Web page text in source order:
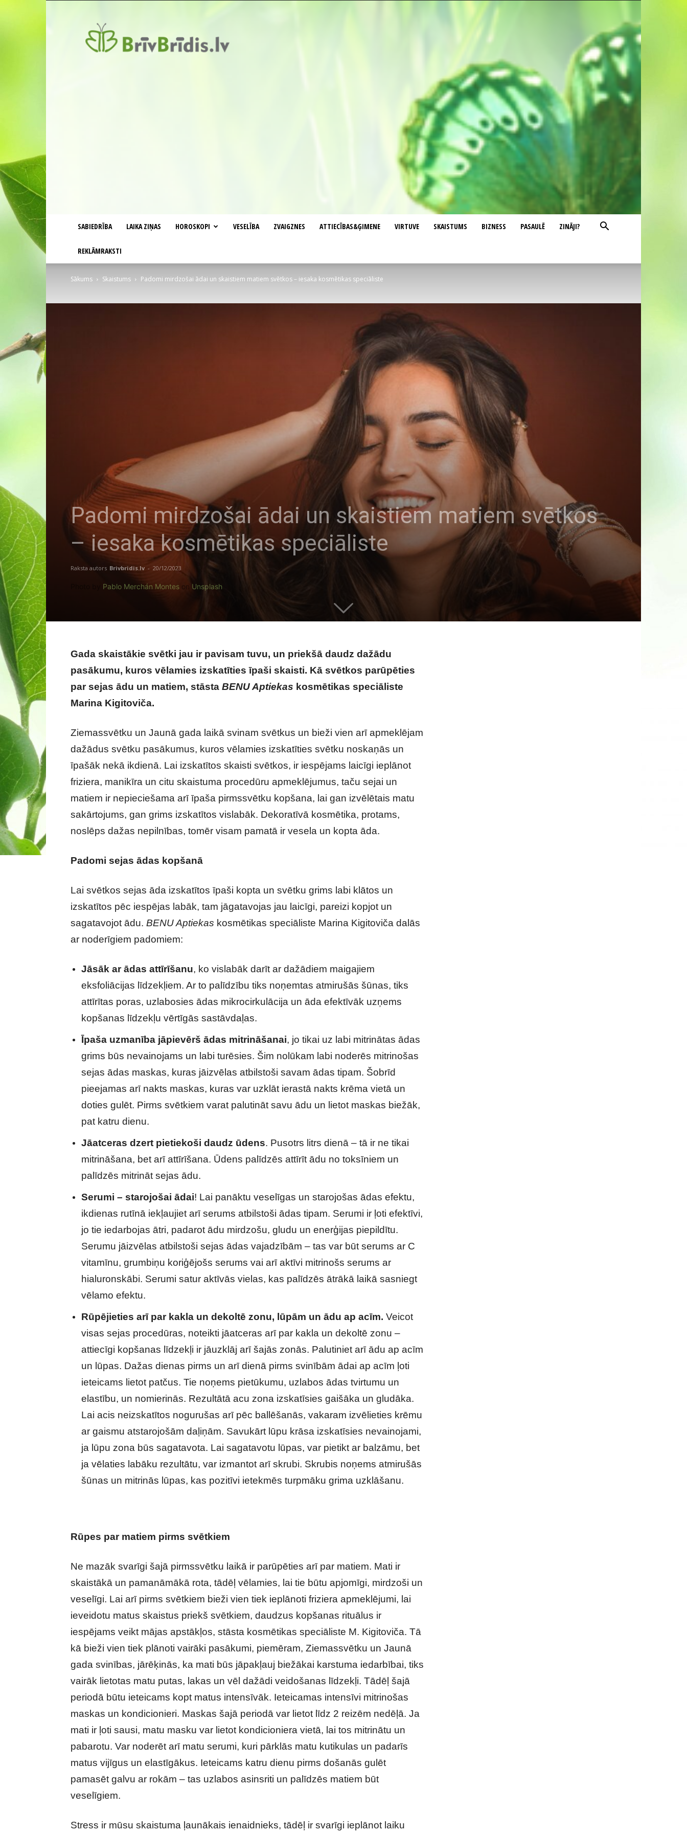
SABIEDRĪBA LAIKA ZIŅAS HOROSKOPI VESELĪBA ZVAIGZNES ATTIECĪBAS&ĢIMENE VIRTUVE SKAISTUMS BIZNESS PASAULĒ ZINĀJI?
REKLĀMRAKSTI
Sākums Skaistums Padomi mirdzošai ādai un skaistiem matiem svētkos – iesaka kosmētikas speciāliste
Padomi mirdzošai ādai un skaistiem matiem svētkos
– iesaka kosmētikas speciāliste
Raksta autors Brivbridis.lv - 20/12/2023
Pablo Merchán Montes on Unsplash
Gada skaistākie svētki jau ir pavisam tuvu, un priekšā daudz dažādu
pasākumu, kuros vēlamies izskatīties īpaši skaisti. Kā svētkos parūpēties
par sejas ādu un matiem, stāsta BENU Aptiekas kosmētikas speciāliste
Marina Kigitoviča.
Ziemassvētku un Jaunā gada laikā svinam svētkus un bieži vien arī apmeklējam
dažādus svētku pasākumus, kuros vēlamies izskatīties svētku noskaņās un
īpašāk nekā ikdienā. Lai izskatītos skaisti svētkos, ir iespējams laicīgi ieplānot
friziera, manikīra un citu skaistuma procedūru apmeklējumus, taču sejai un
matiem ir nepieciešama arī īpaša pirmssvētku kopšana, lai gan izvēlētais matu
sakārtojums, gan grims izskatītos vislabāk. Dekoratīvā kosmētika, protams,
noslēps dažas nepilnības, tomēr visam pamatā ir vesela un kopta āda.
Padomi sejas ādas kopšanā
Lai svētkos sejas āda izskatītos īpaši kopta un svētku grims labi klātos un
izskatītos pēc iespējas labāk, tam jāgatavojas jau laicīgi, pareizi kopjot un
sagatavojot ādu. BENU Aptiekas kosmētikas speciāliste Marina Kigitoviča dalās
ar noderīgiem padomiem:
Jāsāk ar ādas attīrīšanu, ko vislabāk darīt ar dažādiem maigajiem
eksfoliācijas līdzekļiem. Ar to palīdzību tiks noņemtas atmirušās šūnas, tiks
attīrītas poras, uzlabosies ādas mikrocirkulācija un āda efektīvāk uzņems
kopšanas līdzekļu vērtīgās sastāvdaļas.
Īpaša uzmanība jāpievērš ādas mitrināšanai, jo tikai uz labi mitrinātas ādas
grims būs nevainojams un labi turēsies. Šim nolūkam labi noderēs mitrinošas
sejas ādas maskas, kuras jāizvēlas atbilstoši savam ādas tipam. Šobrīd
pieejamas arī nakts maskas, kuras var uzklāt ierastā nakts krēma vietā un
doties gulēt. Pirms svētkiem varat palutināt savu ādu un lietot maskas biežāk,
pat katru dienu.
Jāatceras dzert pietiekoši daudz ūdens. Pusotrs litrs dienā – tā ir ne tikai
mitrināšana, bet arī attīrīšana. Ūdens palīdzēs attīrīt ādu no toksīniem un
palīdzēs mitrināt sejas ādu.
Serumi – starojošai ādai! Lai panāktu veselīgas un starojošas ādas efektu,
ikdienas rutīnā iekļaujiet arī serums atbilstoši ādas tipam. Serumi ir ļoti efektīvi,
jo tie iedarbojas ātri, padarot ādu mirdzošu, gludu un enerģijas piepildītu.
Serumu jāizvēlas atbilstoši sejas ādas vajadzībām – tas var būt serums ar C
vitamīnu, grumbiņu koriģējošs serums vai arī aktīvi mitrinošs serums ar
hialuronskābi. Serumi satur aktīvās vielas, kas palīdzēs ātrākā laikā sasniegt
vēlamo efektu.
Rūpējieties arī par kakla un dekoltē zonu, lūpām un ādu ap acīm. Veicot
visas sejas procedūras, noteikti jāatceras arī par kakla un dekoltē zonu –
attiecīgi kopšanas līdzekļi ir jāuzklāj arī šajās zonās. Palutiniet arī ādu ap acīm
un lūpas. Dažas dienas pirms un arī dienā pirms svinībām ādai ap acīm ļoti
ieteicams lietot patčus. Tie noņems pietūkumu, uzlabos ādas tvirtumu un
elastību, un nomierinās. Rezultātā acu zona izskatīsies gaišāka un gludāka.
Lai acis neizskatītos nogurušas arī pēc ballēšanās, vakaram izvēlieties krēmu
ar gaismu atstarojošām daļiņām. Savukārt lūpu krāsa izskatīsies nevainojami,
ja lūpu zona būs sagatavota. Lai sagatavotu lūpas, var pietikt ar balzāmu, bet
ja vēlaties labāku rezultātu, var izmantot arī skrubi. Skrubis noņems atmirušās
šūnas un mitrinās lūpas, kas pozitīvi ietekmēs turpmāku grima uzklāšanu.
Rūpes par matiem pirms svētkiem
Ne mazāk svarīgi šajā pirmssvētku laikā ir parūpēties arī par matiem. Mati ir
skaistākā un pamanāmākā rota, tādēļ vēlamies, lai tie būtu apjomīgi, mirdzoši un
veselīgi. Lai arī pirms svētkiem bieži vien tiek ieplānoti friziera apmeklējumi, lai
ieveidotu matus skaistus priekš svētkiem, daudzus kopšanas rituālus ir
iespējams veikt mājas apstākļos, stāsta kosmētikas speciāliste M. Kigitoviča. Tā
kā bieži vien tiek plānoti vairāki pasākumi, piemēram, Ziemassvētku un Jaunā
gada svinības, jārēķinās, ka mati būs jāpakļauj biežākai karstuma iedarbībai, tiks
vairāk lietotas matu putas, lakas un vēl dažādi veidošanas līdzekļi. Tādēļ šajā
periodā būtu ieteicams kopt matus intensīvāk. Ieteicamas intensīvi mitrinošas
maskas un kondicionieri. Maskas šajā periodā var lietot līdz 2 reizēm nedēļā. Ja
mati ir ļoti sausi, matu masku var lietot kondicioniera vietā, lai tos mitrinātu un
pabarotu. Var noderēt arī matu serumi, kuri pārklās matu kutikulas un padarīs
matus vijīgus un elastīgākus. Ieteicams katru dienu pirms došanās gulēt
pamasēt galvu ar rokām – tas uzlabos asinsriti un palīdzēs matiem būt
veselīgiem.
Stress ir mūsu skaistuma ļaunākais ienaidnieks, tādēļ ir svarīgi ieplānot laiku